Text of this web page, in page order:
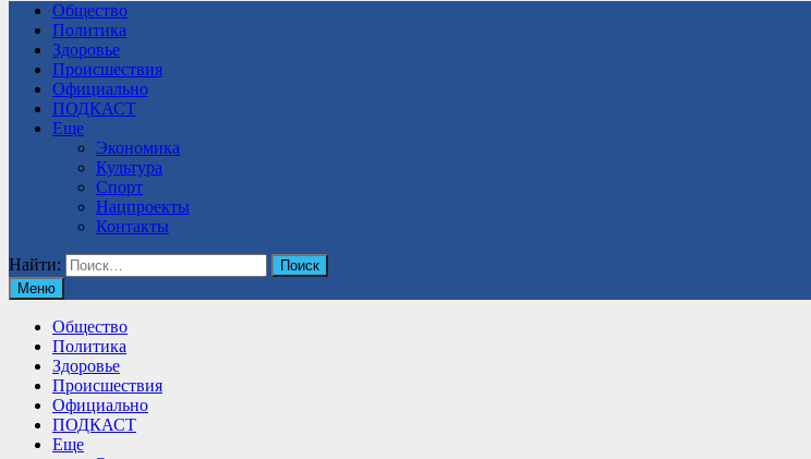
Общество
Политика
Здоровье
Происшествия
Официально
ПОДКАСТ
Еще
Экономика
Культура
Спорт
Нацпроекты
Контакты
Найти:
Меню
Общество
Политика
Здоровье
Происшествия
Официально
ПОДКАСТ
Еще